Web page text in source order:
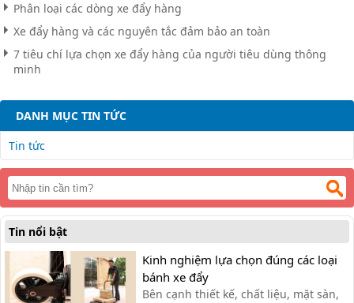
Phân loại các dòng xe đẩy hàng
Xe đẩy hàng và các nguyên tắc đảm bảo an toàn
7 tiêu chí lựa chọn xe đẩy hàng của người tiêu dùng thông
minh
DANH MỤC TIN TỨC
Tin tức
Tin nổi bật
Kinh nghiệm lựa chọn đúng các loại
bánh xe đẩy
Bên cạnh thiết kế, chất liệu, mặt sàn,